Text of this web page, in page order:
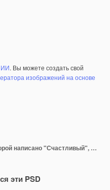
ИИ. Вы можете создать свой
изображений на основе
мальчик с рубашкой, на которой написано "Счастливый", изолированный на прозрачном фоне
эти PSD